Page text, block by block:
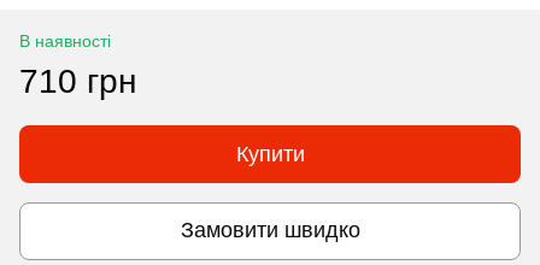
В наявності
710 грн
Купити
Замовити швидко